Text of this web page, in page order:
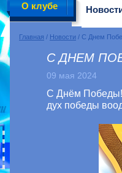
О клубе
Главная / Новости / С Днем
С ДНЕМ
09 мая 2024
С Днём Победы!
дух победы